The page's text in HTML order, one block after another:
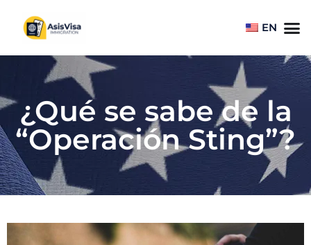
EN
¿Qué se sabe de la
“Operación Sting”?